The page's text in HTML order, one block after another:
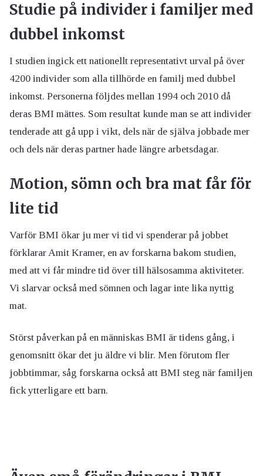
Studie på individer i familjer med
dubbel inkomst
I studien ingick ett nationellt representativt urval på över
4200 individer som alla tillhörde en familj med dubbel
inkomst. Personerna följdes mellan 1994 och 2010 då
deras BMI mättes. Som resultat kunde man se att individer
tenderade att gå upp i vikt, dels när de själva jobbade mer
och dels när deras partner hade längre arbetsdagar.
Motion, sömn och bra mat får för
lite tid
Varför BMI ökar ju mer vi tid vi spenderar på jobbet
förklarar Amit Kramer, en av forskarna bakom studien,
med att vi får mindre tid över till hälsosamma aktiviteter.
Vi slarvar också med sömnen och lagar inte lika nyttig
mat.
Störst påverkan på en människas BMI är tidens gång, i
genomsnitt ökar det ju äldre vi blir. Men förutom fler
jobbtimmar, såg forskarna också att BMI steg när familjen
fick ytterligare ett barn.